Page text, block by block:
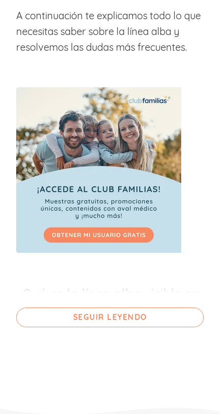
A continuación te explicamos todo lo que
necesitas saber sobre la línea alba y
resolvemos las dudas más frecuentes.
¿Qué es la línea alba visible en
el embarazo?
SEGUIR LEYENDO